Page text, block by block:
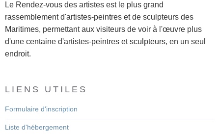
Le Rendez-vous des artistes est le plus grand
rassemblement d'artistes-peintres et de sculpteurs des
Maritimes, permettant aux visiteurs de voir à l'œuvre plus
d'une centaine d'artistes-peintres et sculpteurs, en un seul
endroit.
LIENS UTILES
Formulaire d'inscription
Liste d'hébergement